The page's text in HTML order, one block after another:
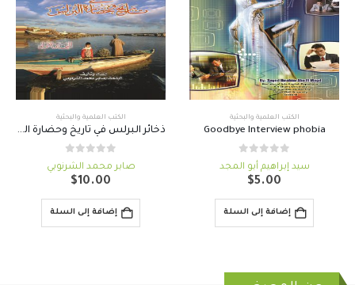
الكتب العلمية والبحثية
Goodbye Interview phobia
0
سيد إبراهيم أبو المجد
$5.00
إضافة إلى السلة
الكتب العلمية والبحثية
ذخائر البرلس في تاريخ وحضارة البرلس (الجُزء الأول)
صابر محمد الشرنوبي
$10.00
إضافة إلى السلة